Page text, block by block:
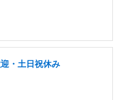
・土日祝休み